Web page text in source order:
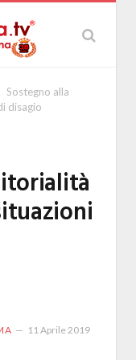
Sostegno alla
disagio
11 Aprile 2019